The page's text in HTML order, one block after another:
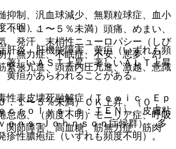
０．１〜５％未満）頭痛、めまい、
、発汗、末梢性ニューロパシー（しび
）無力症、不眠症、不安、悪夢、幻
緊張亢進、頭蓋内圧亢進、激越、意識
１〜５％未満）ＣＫ上昇、（０．
怠感、（頻度不明）モニリア症、呼吸
関節障害、高血糖、筋無力症、筋肉
制、汎血球減少、無顆粒球症、血小
不明）。
炎、肝機能障害、黄疸（いずれも頻
著しいＡＳＴ上昇、著しいＡＬＴ上昇
黄疸があらわれることがある。
性表皮壊死融解症（Ｔｏｘｉｃ Ｅｐ
ｒｏｌｙｓｉｓ：ＴＥＮ）、皮膚粘
ｅｎｓ−Ｊｏｈｎｓｏｎ症候群）、多
疹性膿疱症（いずれも頻度不明）。